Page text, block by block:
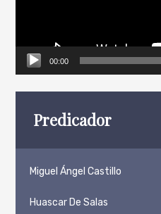
00:00
Predicador
Miguel Ángel Castillo
Huascar De Salas